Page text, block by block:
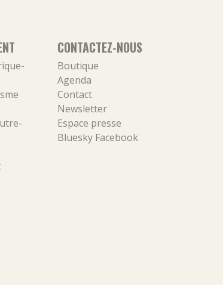
CONTACTEZ-NOUS
Boutique
Agenda
Contact
Newsletter
Espace presse
Bluesky Facebook